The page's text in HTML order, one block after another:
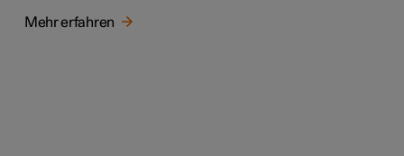
Mehr erfahren